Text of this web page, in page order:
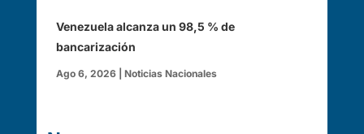
Venezuela alcanza un 98,5 % de
bancarización
Ago 6, 2026| Noticias Nacionales